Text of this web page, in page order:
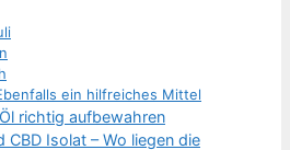
ein hilfreiches Mittel
richtig aufbewahren
CBD Isolat – Wo liegen die